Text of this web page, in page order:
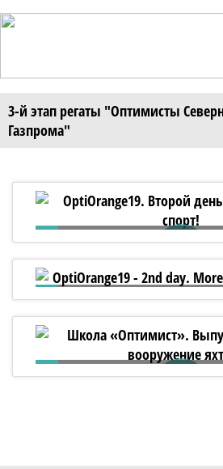
3-й этап регаты "Оптимисты
Газпрома"
OptiOrange19. Второй
спорт!
OptiOrange19 - 2nd day.
fun!
Школа «Оптимист».